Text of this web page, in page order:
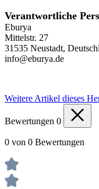
Verantwortliche
Eburya
Mittelstr. 27
31535 Neustadt,
info@eburya.de
Weitere Artikel dieses
Bewertungen 0
0 von 0 Bewertungen